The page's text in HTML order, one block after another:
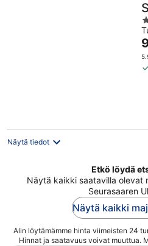
5
Näytä tiedot
Etkö löydä
Näytä kaikki saatavilla olevat
Seurasaaren
Näytä kaikki
Alin löytämämme hinta viimeisten 24
Hinnat ja saatavuus voivat muuttua.